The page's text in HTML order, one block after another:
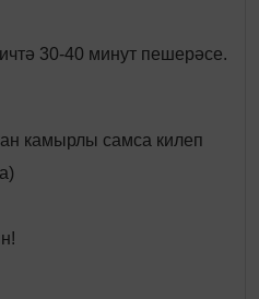
30-40 минут пешерәсе.
камырлы самса килеп